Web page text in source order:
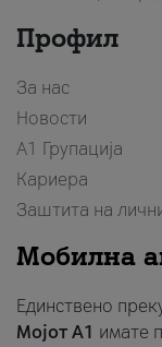
Профил
За нас
Новости
А1 Групација
Кариера
Заштита на
Мобилна
Единствено
Мојот A1 имате